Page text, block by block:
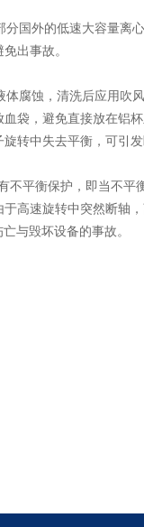
国外的低速大容量离
出事故。
腐蚀，清洗后应用吹
袋，避免直接放在铝
转中失去平衡，可引发
平衡保护，即当不平
高速旋转中突然断轴
与毁坏设备的事故。